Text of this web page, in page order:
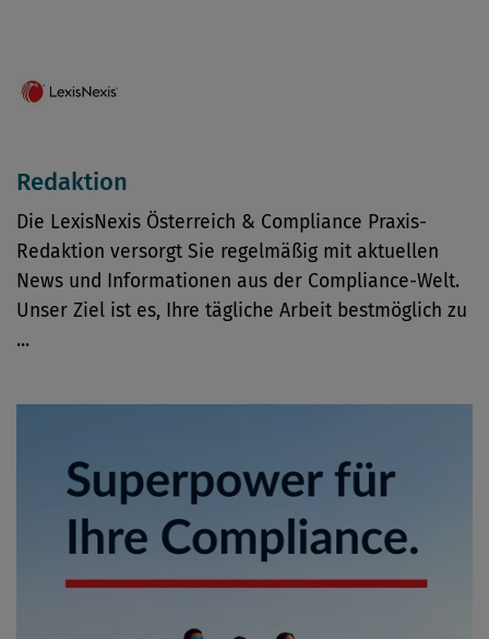
Redaktion
Die LexisNexis Österreich & Compliance Praxis-
Redaktion versorgt Sie regelmäßig mit aktuellen
News und Informationen aus der Compliance-Welt.
Unser Ziel ist es, Ihre tägliche Arbeit bestmöglich zu
...